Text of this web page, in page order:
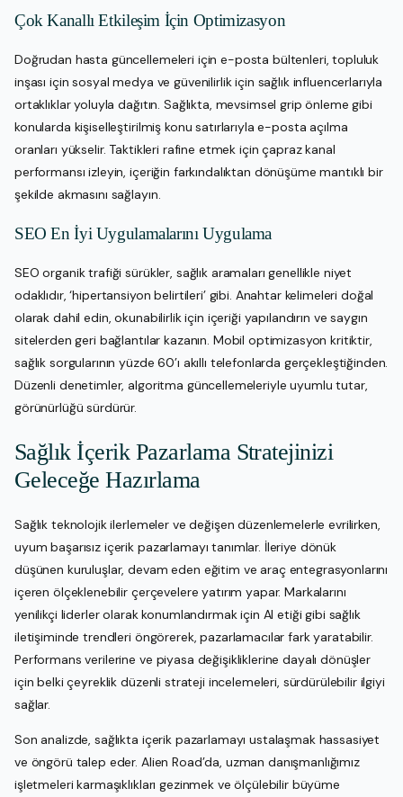
Çok Kanallı Etkileşim İçin Optimizasyon
Doğrudan hasta güncellemeleri için e-posta bültenleri, topluluk
inşası için sosyal medya ve güvenilirlik için sağlık influencerlarıyla
ortaklıklar yoluyla dağıtın. Sağlıkta, mevsimsel grip önleme gibi
konularda kişiselleştirilmiş konu satırlarıyla e-posta açılma
oranları yükselir. Taktikleri rafine etmek için çapraz kanal
performansı izleyin, içeriğin farkındalıktan dönüşüme mantıklı bir
şekilde akmasını sağlayın.
SEO En İyi Uygulamalarını Uygulama
SEO organik trafiği sürükler, sağlık aramaları genellikle niyet
odaklıdır, ‘hipertansiyon belirtileri’ gibi. Anahtar kelimeleri doğal
olarak dahil edin, okunabilirlik için içeriği yapılandırın ve saygın
sitelerden geri bağlantılar kazanın. Mobil optimizasyon kritiktir,
sağlık sorgularının yüzde 60’ı akıllı telefonlarda gerçekleştiğinden.
Düzenli denetimler, algoritma güncellemeleriyle uyumlu tutar,
görünürlüğü sürdürür.
Sağlık İçerik Pazarlama Stratejinizi
Geleceğe Hazırlama
Sağlık teknolojik ilerlemeler ve değişen düzenlemelerle evrilirken,
uyum başarısız içerik pazarlamayı tanımlar. İleriye dönük
düşünen kuruluşlar, devam eden eğitim ve araç entegrasyonlarını
içeren ölçeklenebilir çerçevelere yatırım yapar. Markalarını
yenilikçi liderler olarak konumlandırmak için AI etiği gibi sağlık
iletişiminde trendleri öngörerek, pazarlamacılar fark yaratabilir.
Performans verilerine ve piyasa değişikliklerine dayalı dönüşler
için belki çeyreklik düzenli strateji incelemeleri, sürdürülebilir ilgiyi
sağlar.
Son analizde, sağlıkta içerik pazarlamayı ustalaşmak hassasiyet
ve öngörü talep eder. Alien Road’da, uzman danışmanlığımız
işletmeleri karmaşıklıkları gezinmek ve ölçülebilir büyüme